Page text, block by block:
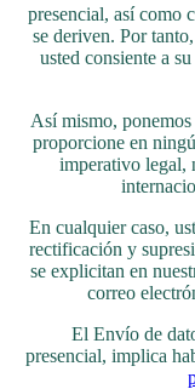
presencial, así como
se deriven. Por
usted consiente a
Así mismo,
proporcione en
imperativo legal,
En cualquier caso,
rectificación y
se explicitan en
correo
El Envío de
presencial, implica